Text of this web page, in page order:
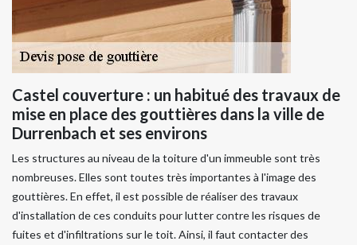
Castel couverture : un habitué des travaux de
mise en place des gouttières dans la ville de
Durrenbach et ses environs
Les structures au niveau de la toiture d'un immeuble sont très
nombreuses. Elles sont toutes très importantes à l'image des
gouttières. En effet, il est possible de réaliser des travaux
d'installation de ces conduits pour lutter contre les risques de
fuites et d'infiltrations sur le toit. Ainsi, il faut contacter des